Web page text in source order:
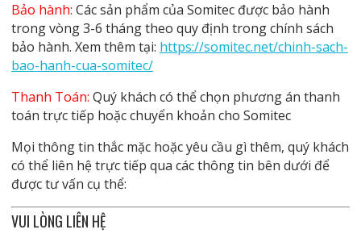
Bảo hành: Các sản phẩm của Somitec được bảo hành
trong vòng 3-6 tháng theo quy định trong chính sách
bảo hành. Xem thêm tại: https://somitec.net/chinh-sach-
bao-hanh-cua-somitec/
Thanh Toán: Quý khách có thể chọn phương án thanh
toán trực tiếp hoặc chuyển khoản cho Somitec
Mọi thông tin thắc mặc hoặc yêu cầu gì thêm, quý khách
có thể liên hệ trực tiếp qua các thông tin bên dưới để
được tư vấn cụ thể:
VUI LÒNG LIÊN HỆ